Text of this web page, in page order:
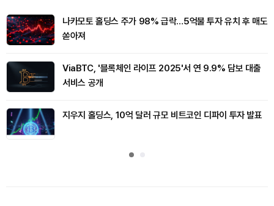
나카모토 홀딩스 주가 98% 급락…5억불 투자 유치 후 매도
쏟아져
ViaBTC, '블록체인 라이프 2025'서 연 9.9% 담보 대출
서비스 공개
지우지 홀딩스, 10억 달러 규모 비트코인 디파이 투자 발표